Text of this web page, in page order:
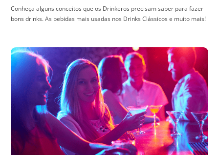
Conheça alguns conceitos que os Drinkeros precisam saber para fazer
bons drinks. As bebidas mais usadas nos Drinks Clássicos e muito mais!